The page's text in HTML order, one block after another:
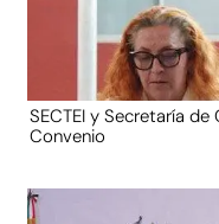
SECTEI y Secretaría
Convenio